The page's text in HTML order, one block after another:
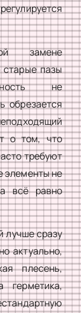
замене
старые пазы
не
обрезается
о том, что
требуют
элементы не
всё равно
лучше сразу
актуально,
плесень,
герметика,